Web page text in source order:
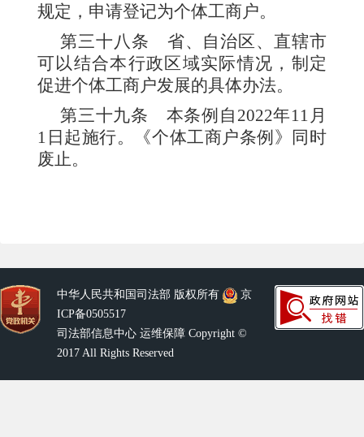
规定，申请登记为个体工商户。
第三十八条 省、自治区、直辖市
可以结合本行政区域实际情况，制定
促进个体工商户发展的具体办法。
第三十九条 本条例自2022年11月
1日起施行。《个体工商户条例》同时
废止。
中华人民共和国司法部 版权所有
京
ICP备0505517
司法部信息中心 运维保障 Copyright ©
2017 All Rights Reserved